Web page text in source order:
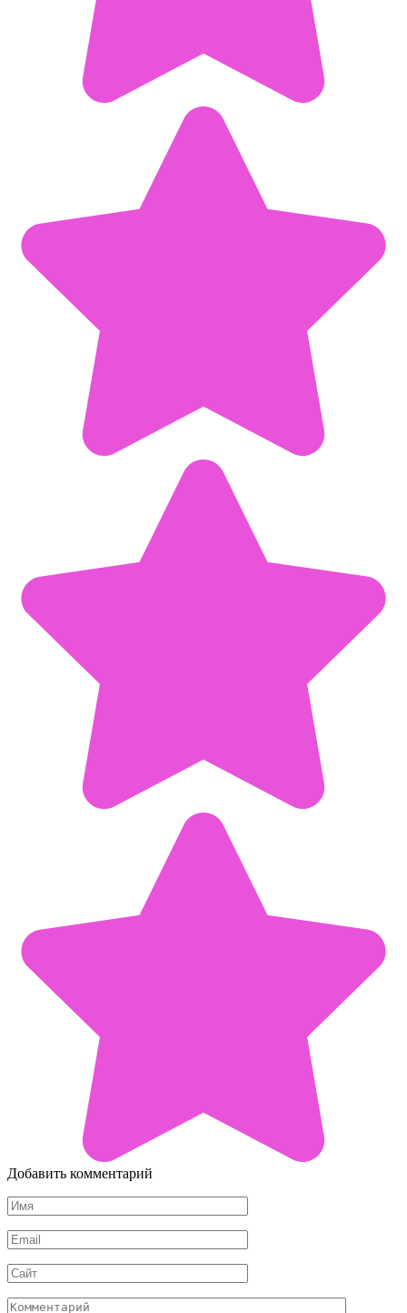
Добавить комментарий
Имя
*
Email
*
Сайт
Комментарий